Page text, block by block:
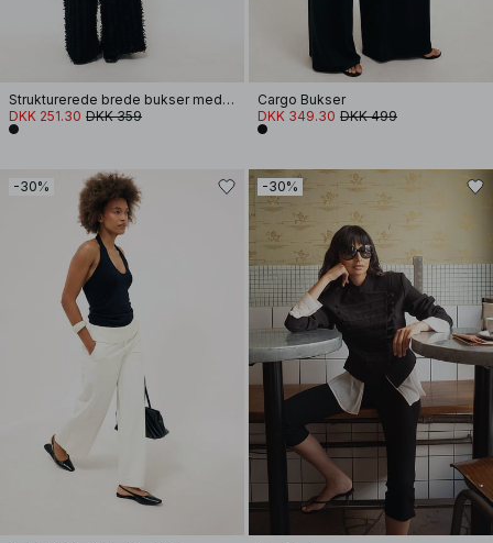
Strukturerede brede bukser med mellemhøj talje
DKK 251.30 DKK 359
Cargo Bukser
DKK 349.30 DKK 499
-30% -30%